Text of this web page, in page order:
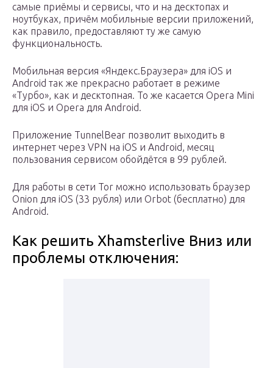
самые приёмы и сервисы, что и на десктопах и
ноутбуках, причём мобильные версии приложений,
как правило, предоставляют ту же самую
функциональность.
Мобильная версия «Яндекс.Браузера» для iOS и
Android так же прекрасно работает в режиме
«Турбо», как и десктопная. То же касается Opera Mini
для iOS и Opera для Android.
Приложение TunnelBear позволит выходить в
интернет через VPN на iOS и Android, месяц
пользования сервисом обойдётся в 99 рублей.
Для работы в сети Tor можно использовать браузер
Onion для iOS (33 рубля) или Orbot (бесплатно) для
Android.
Как решить Xhamsterlive Вниз или
проблемы отключения: